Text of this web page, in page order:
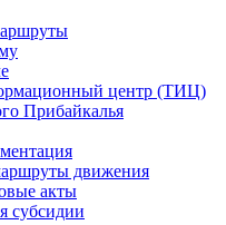
центр (ТИЦ)
Прибайкалья
движения
акты
субсидии